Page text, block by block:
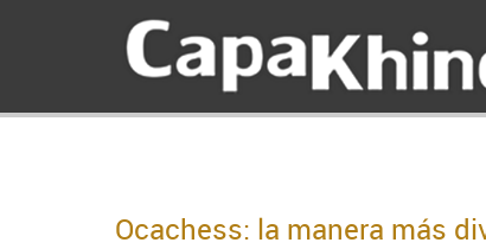
Ocachess: la manera más